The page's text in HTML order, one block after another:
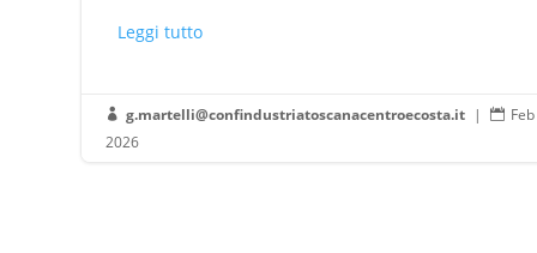
Leggi tutto
 g.martelli@confindustriatoscanacentroecosta.it | 
2026